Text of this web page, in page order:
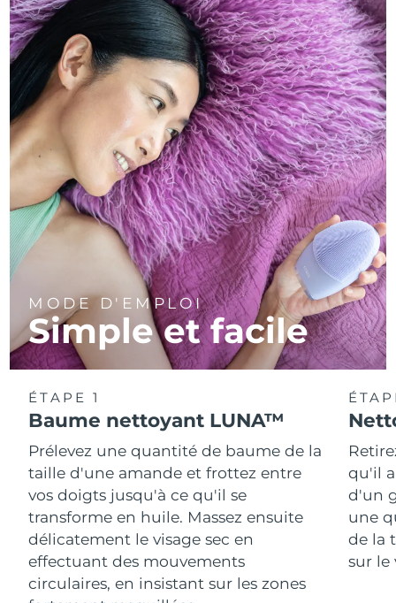
MODE D'EMPLOI
Simple et facile
ÉTAPE 1
Baume nettoyant LUNA™
Prélevez une quantité de baume de la
taille d'une amande et frottez entre
vos doigts jusqu'à ce qu'il se
transforme en huile. Massez ensuite
délicatement le visage sec en
effectuant des mouvements
circulaires, en insistant sur les zones
qu'il
d'un
une
de la
sur le